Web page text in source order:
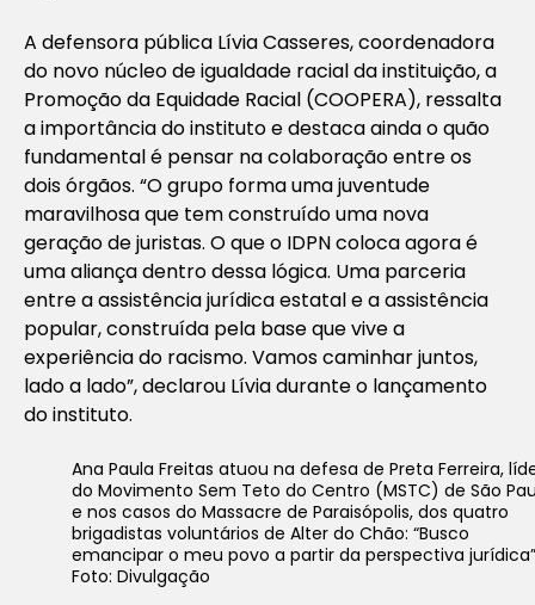
A defensora pública Lívia Casseres, coordenadora
do novo núcleo de igualdade racial da instituição, a
Promoção da Equidade Racial (COOPERA), ressalta
a importância do instituto e destaca ainda o quão
fundamental é pensar na colaboração entre os
dois órgãos. “O grupo forma uma juventude
maravilhosa que tem construído uma nova
geração de juristas. O que o IDPN coloca agora é
uma aliança dentro dessa lógica. Uma parceria
entre a assistência jurídica estatal e a assistência
popular, construída pela base que vive a
experiência do racismo. Vamos caminhar juntos,
lado a lado”, declarou Lívia durante o lançamento
do instituto.
Ana Paula Freitas atuou na defesa de Preta Ferreira,
do Movimento Sem Teto do Centro (MSTC) de São
e nos casos do Massacre de Paraisópolis, dos quatro
brigadistas voluntários de Alter do Chão: “Busco
emancipar o meu povo a partir da perspectiva jurídica”
Foto: Divulgação